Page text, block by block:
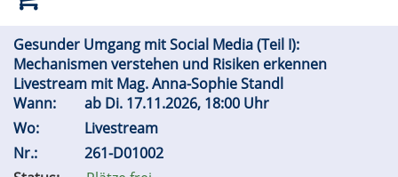
Gesunder Umgang mit Social Media (Teil I):
Mechanismen verstehen und Risiken erkennen
Livestream mit Mag. Anna-Sophie Standl
Wann:
ab Di. 17.11.2026, 18:00 Uhr
Wo:
Livestream
Nr.:
261-D01002